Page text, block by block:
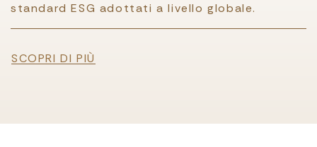
standard ESG adottati a livello globale.
File
SCOPRI DI PIÙ